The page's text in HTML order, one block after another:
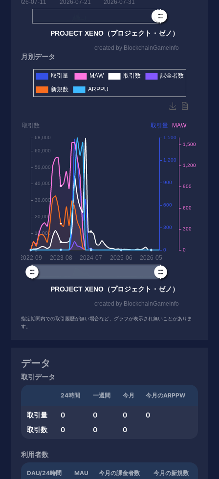
月別データ
指定期間内での取引履歴が無い場合など、グラフが表示され無いことがありま
す。
データ
取引データ
24時間 一週間 今月 今月のARPPW
取引量 0 0 0
0
取引数
0 0 0
利用者数
DAU/24時間 MAU 今月の課金者数 今月の新規数